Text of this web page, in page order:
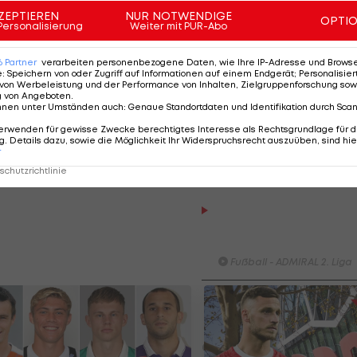
Beginn an aufzulaufen.
werde. Ich bin seit der Vorbereitung sehr positiv
Kicker in der "Krone".
das neue Vertrauen zurückzuzahlen. Sein bisher
ein Jahr her - der Siegtreffer zum 1:0 beim
Highlights: Torfestival!
besiegt den FAC
überraschend
Fußball - ADMIRAL 2. Liga
NUR NOTWENDIGE
Weiter mit PUR-Abo
Partner verarbeiten personenbezogene Daten, wie Ihre IP-Adresse und
: Speichern von oder Zugriff auf Informationen auf einem Endgerät;
Werbeleistung und der Performance von Inhalten, Zielgruppenforschung
von Angeboten
unter Umständen auch: Genaue Standortdaten und Identifikation durch
für gewisse Zwecke berechtigtes Interesse als Rechtsgrundlage für
Details dazu, sowie die Möglichkeit Ihr Widerspruchsrecht auszuüben, sind